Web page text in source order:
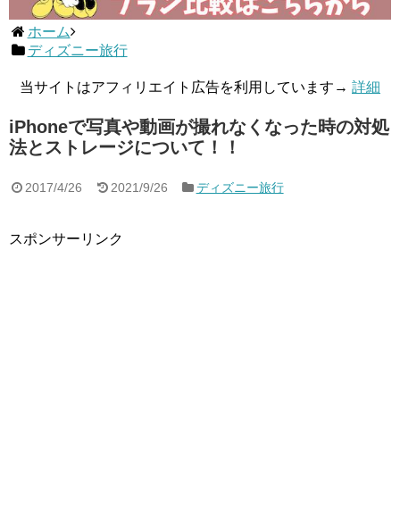
ホーム
ディズニー旅行
当サイトはアフィリエイト広告を利用しています→ 詳細
iPhoneで写真や動画が撮れなくなった時の対処
法とストレージについて！！
2017/4/26 2021/9/26 ディズニー旅行
スポンサーリンク